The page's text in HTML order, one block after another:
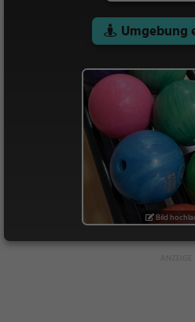
Umgebung
Bild